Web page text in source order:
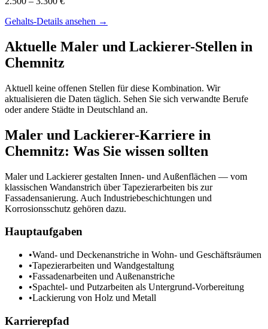
Gehalts-Details ansehen →
Aktuelle Maler und Lackierer-Stellen in
Chemnitz
Aktuell keine offenen Stellen für diese Kombination. Wir
aktualisieren die Daten täglich. Sehen Sie sich verwandte Berufe
oder andere Städte in Deutschland an.
Maler und Lackierer-Karriere in
Chemnitz: Was Sie wissen sollten
Maler und Lackierer gestalten Innen- und Außenflächen — vom
klassischen Wandanstrich über Tapezierarbeiten bis zur
Fassadensanierung. Auch Industriebeschichtungen und
Korrosionsschutz gehören dazu.
Hauptaufgaben
•Wand- und Deckenanstriche in Wohn- und Geschäftsräumen
•Tapezierarbeiten und Wandgestaltung
•Fassadenarbeiten und Außenanstriche
•Spachtel- und Putzarbeiten als Untergrund-Vorbereitung
•Lackierung von Holz und Metall
Karrierepfad